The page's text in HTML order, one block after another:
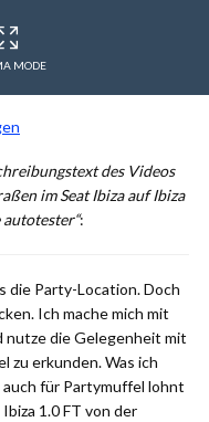
MODE
des Videos
im Seat Ibiza auf Ibiza
:
die Party-Location. Doch
Ich mache mich mit
nutze die Gelegenheit mit
zu erkunden. Was ich
für Partymuffel lohnt
1.0 FT von der